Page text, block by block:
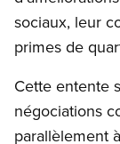
sociaux, leur
primes de
Cette entente
négociations
parallèlement